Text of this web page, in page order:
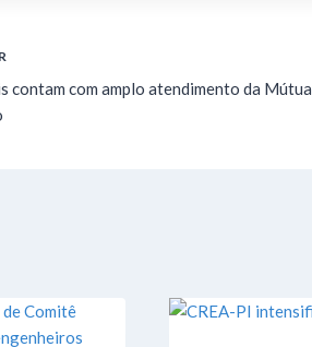
contam com amplo atendimento da Mútua